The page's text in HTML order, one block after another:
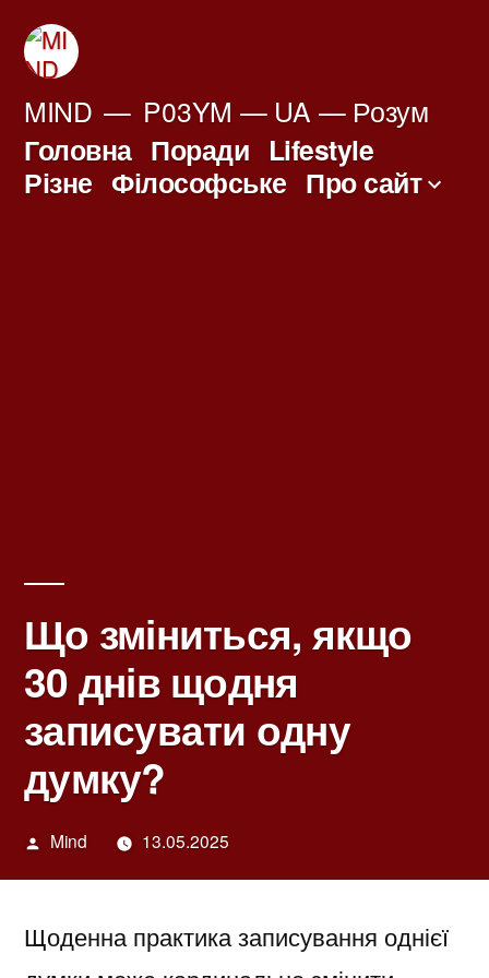
Перейти
до
вмісту
MIND P03YM — UA — Розум
Головна Поради Lifestyle
Різне Філософське Про сайт
Що зміниться, якщо
30 днів щодня
записувати одну
думку?
Написано
Mind 13.05.2025
Щоденна практика записування однієї